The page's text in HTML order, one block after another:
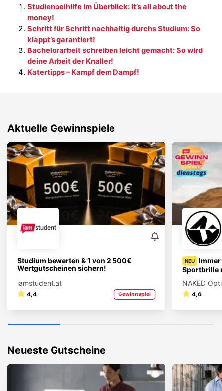
Studienbeihilfe im Überblick: It’s all about the
money!
Schritt für Schritt nachhaltig durchs Studium: So
klappt’s garantiert!
Bachelorarbeit schreiben leicht gemacht: So wird
deine Arbeit der Knaller!
Katertipps – Kampf dem Dampf!
Aktuelle Gewinnspiele
Studium bewerten & 1 von 2 500€
Wertgutscheinen sichern!
iamstudent.at
4,4 Gewinnspiel
NEU
Immer
Sportbrille
NAKED
4,6
Neueste Gutscheine